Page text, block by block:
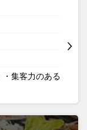
・集客力のある